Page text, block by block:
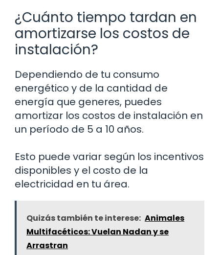
¿Cuánto tiempo tardan en
amortizarse los costos de
instalación?
Dependiendo de tu consumo
energético y de la cantidad de
energía que generes, puedes
amortizar los costos de instalación en
un período de 5 a 10 años.
Esto puede variar según los incentivos
disponibles y el costo de la
electricidad en tu área.
Quizás también te interese: Animales
Multifacéticos: Vuelan Nadan y se
Arrastran